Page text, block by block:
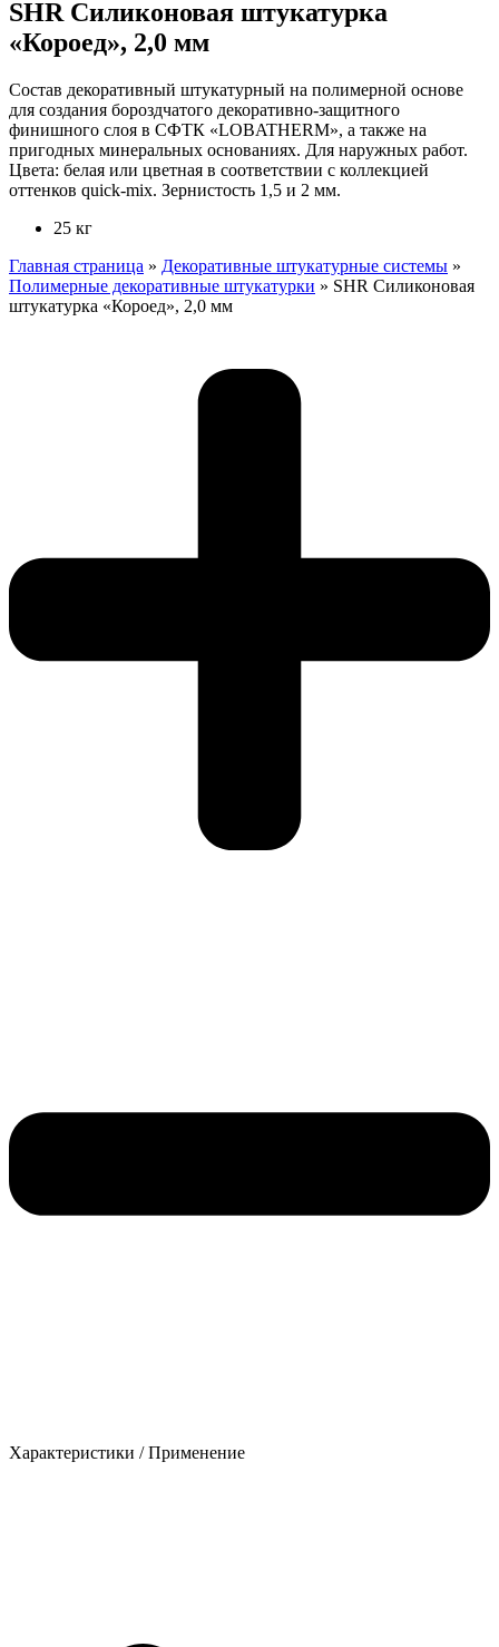
SHR Силиконовая штукатурка
«Короед», 2,0 мм
Состав декоративный штукатурный на полимерной основе
для создания бороздчатого декоративно-защитного
финишного слоя в СФТК «LOBATHERM», а также на
пригодных минеральных основаниях. Для наружных работ.
Цвета: белая или цветная в соответствии с коллекцией
оттенков quick-mix. Зернистость 1,5 и 2 мм.
25 кг
Главная страница » Декоративные штукатурные системы »
Полимерные декоративные штукатурки » SHR Силиконовая
штукатурка «Короед», 2,0 мм
Характеристики / Применение